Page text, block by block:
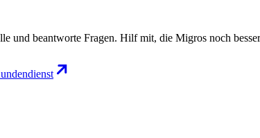
und beantworte Fragen. Hilf mit, die Migros noch